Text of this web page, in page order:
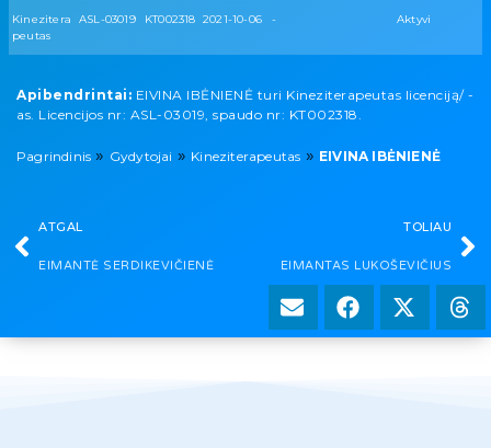
Kinezitera
peutas
ASL-03019 KT002318 2021-10-06 - Aktyvi
Apibendrintai: EIVINA IBĖNIENĖ turi Kineziterapeutas licenciją/ -
as. Licencijos nr: ASL-03019, spaudo nr: KT002318.
Pagrindinis » Gydytojai » Kineziterapeutas » EIVINA IBĖNIENĖ
ATGAL
EIMANTĖ SERDIKEVIČIENĖ
TOLIAU
EIMANTAS LUKOŠEVIČIUS